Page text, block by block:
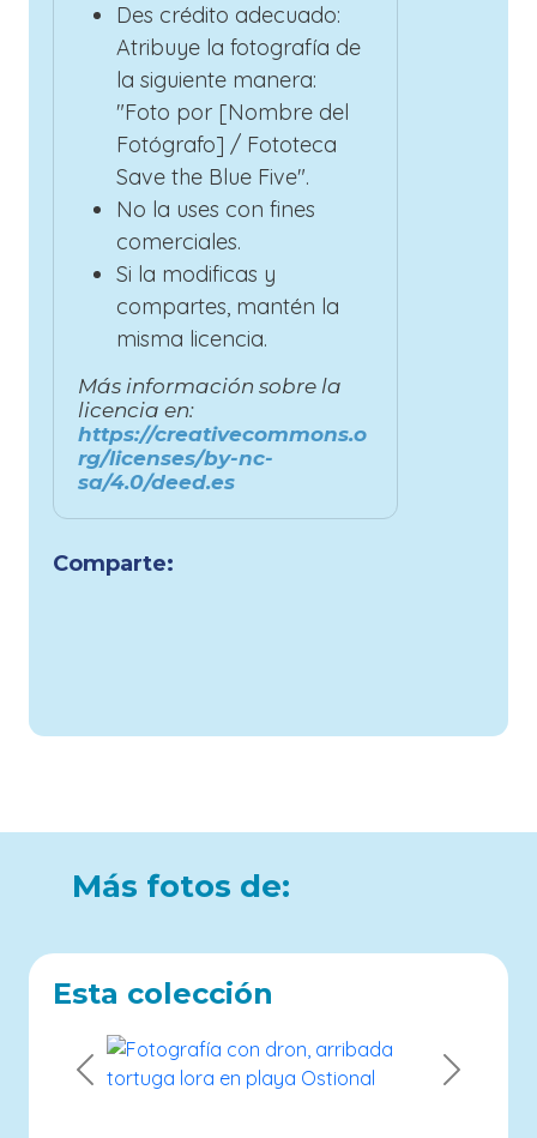
Des crédito adecuado:
Atribuye la fotografía de
la siguiente manera:
"Foto por [Nombre del
Fotógrafo] / Fototeca
Save the Blue Five".
No la uses con fines
comerciales.
Si la modificas y
compartes, mantén la
misma licencia.
Más información sobre la
licencia en:
https://creativecommons.o
rg/licenses/by-nc-
sa/4.0/deed.es
Comparte:
Más fotos de:
Esta colección
Previous Next